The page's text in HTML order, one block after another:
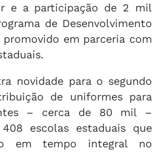
e a participação de 2 mil
de Desenvolvimento
promovido em parceria com
novidade para o segundo
de uniformes para
– cerca de 80 mil –
escolas estaduais que
em tempo integral no